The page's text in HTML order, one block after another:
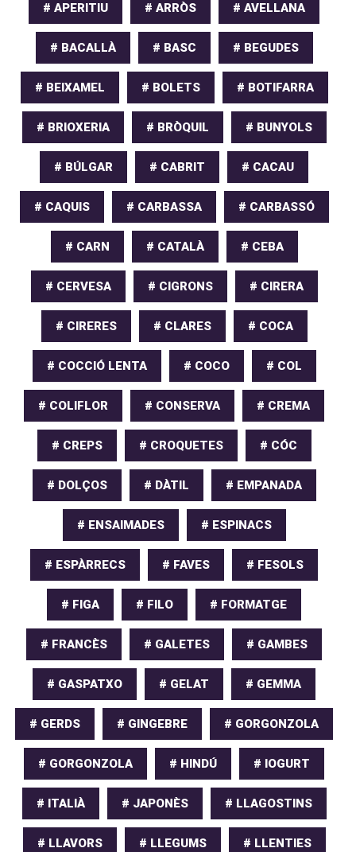
# APERITIU # ARRÒS # AVELLANA
# BACALLÀ # BASC # BEGUDES
# BEIXAMEL # BOLETS # BOTIFARRA
# BRIOXERIA # BRÒQUIL # BUNYOLS
# BÚLGAR # CABRIT # CACAU
# CAQUIS # CARBASSA # CARBASSÓ
# CARN # CATALÀ # CEBA
# CERVESA # CIGRONS # CIRERA
# CIRERES # CLARES # COCA
# COCCIÓ LENTA # COCO # COL
# COLIFLOR # CONSERVA # CREMA
# CREPS # CROQUETES # CÓC
# DOLÇOS # DÀTIL # EMPANADA
# ENSAIMADES # ESPINACS
# ESPÀRRECS # FAVES # FESOLS
# FIGA # FILO # FORMATGE
# FRANCÈS # GALETES # GAMBES
# GASPATXO # GELAT # GEMMA
# GERDS # GINGEBRE # GORGONZOLA
# GORGONZOLA # HINDÚ # IOGURT
# ITALIÀ # JAPONÈS # LLAGOSTINS
# LLAVORS # LLEGUMS # LLENTIES